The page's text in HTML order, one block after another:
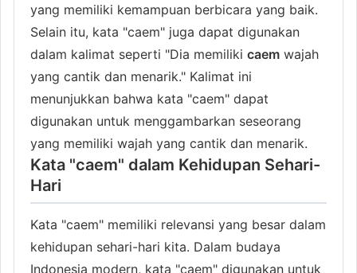
yang memiliki kemampuan berbicara yang baik.
Selain itu, kata "caem" juga dapat digunakan
dalam kalimat seperti "Dia memiliki caem wajah
yang cantik dan menarik." Kalimat ini
menunjukkan bahwa kata "caem" dapat
digunakan untuk menggambarkan seseorang
yang memiliki wajah yang cantik dan menarik.
Kata "caem" dalam Kehidupan Sehari-
Hari
Kata "caem" memiliki relevansi yang besar dalam
kehidupan sehari-hari kita. Dalam budaya
Indonesia modern, kata "caem" digunakan untuk